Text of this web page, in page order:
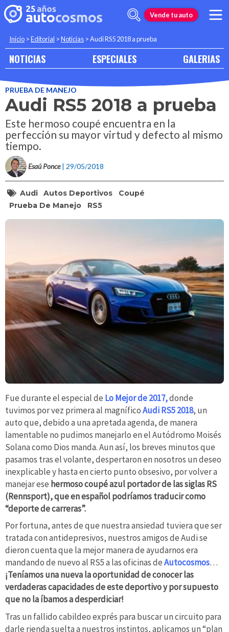
Vende tu auto
Inicio >Editorial >Noticias >Audi RS5 2018 a prueba
NOTICIAS ESPECIALES GALERIAS
PRUEBA DE MANEJO
Audi RS5 2018 a prueba
Este hermoso coupé encuentra en la
perfección su mayor virtud y defecto al mismo
tiempo.
Esaú Ponce | 29/05/2018
Audi Autos Deportivos
Coupé
Prueba De Manejo
RS5
Fue durante el especial de Lo Mejor de 2017,donde
tuvimos por vez primera al magníficoAudi RS5 2018, un
auto que, debido a una apretada agenda, de manera
lamentable no pudimos manejarlo en el Autódromo Moisés
Solana como Dios manda. Aun así, los breves minutos que
pasamos tras el volante, despertaron en nosotros un deseo
inexplicable y hasta en cierto punto obsesivo, por volver a
manejar ese hermoso coupé azul portador de las siglas RS
(Rennsport), que en español podríamos traducir como
“deporte de carreras”.
Por fortuna, antes de que nuestra ansiedad tuviera que ser
tratada con antidepresivos, nuestros amigos de Audi se
dieron cuenta que la mejor manera de ayudarnos era
mandando de nuevo al RS5 a las oficinas deAutocosmos…
¡Teníamos una nueva la oportunidad de conocer las
verdaderas capacidades de este deportivo y por supuesto
que no la íbamos a desperdiciar!
Tras un fallido cabildeo exprés para buscar un circuito para
darle rienda suelta a nuestros instintos, aplicamos un “plan